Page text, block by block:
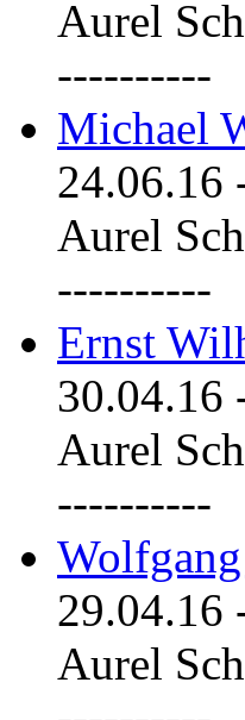
Aurel
----------
Michael
24.06.16
Aurel
----------
Ernst
30.04.16
Aurel
----------
29.04.16
Aurel